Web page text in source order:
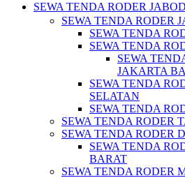
SEWA TENDA RODER
SEWA TENDA RODER
SEWA TENDA
SEWA TENDA
SEWA
JAKARTA
SEWA TENDA
SELATAN
SEWA TENDA
SEWA TENDA RODER
SEWA TENDA RODER
SEWA TENDA
BARAT
SEWA TENDA RODER